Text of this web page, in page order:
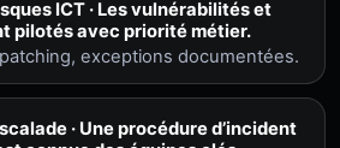
ICT · Les vulnérabilités et
pilotés avec priorité métier.
exceptions documentées.
· Une procédure d’incident